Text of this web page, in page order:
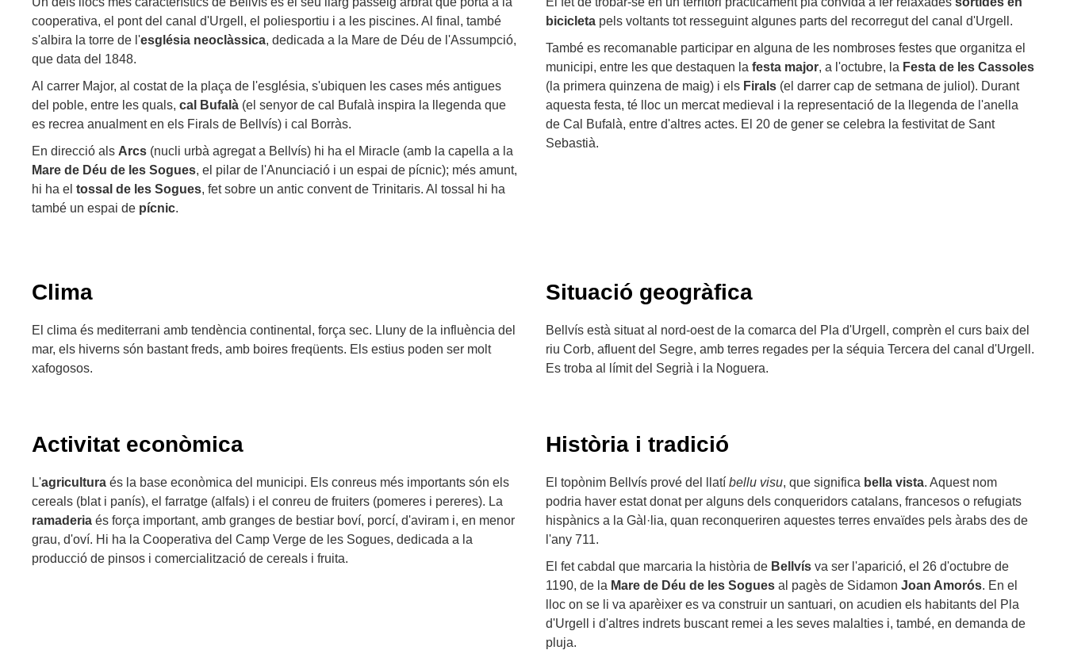
cooperativa, el pont del canal d'Urgell, el poliesportiu i a les piscines. Al final, també
s'albira la torre de l'església neoclàssica, dedicada a la Mare de Déu de l'Assumpció,
que data del 1848.
Al carrer Major, al costat de la plaça de l'església, s'ubiquen les cases més antigues
del poble, entre les quals, cal Bufalà (el senyor de cal Bufalà inspira la llegenda que
es recrea anualment en els Firals de Bellvís) i cal Borràs.
En direcció als Arcs (nucli urbà agregat a Bellvís) hi ha el Miracle (amb la capella a la
Mare de Déu de les Sogues, el pilar de l'Anunciació i un espai de pícnic); més amunt,
hi ha el tossal de les Sogues, fet sobre un antic convent de Trinitaris. Al tossal hi ha
també un espai de pícnic.
bicicleta pels voltants tot resseguint algunes parts del recorregut del canal d'Urgell.
També es recomanable participar en alguna de les nombroses festes que organitza el
municipi, entre les que destaquen la festa major, a l'octubre, la Festa de les Cassoles
(la primera quinzena de maig) i els Firals (el darrer cap de setmana de juliol). Durant
aquesta festa, té lloc un mercat medieval i la representació de la llegenda de l'anella
de Cal Bufalà, entre d'altres actes. El 20 de gener se celebra la festivitat de Sant
Sebastià.
Clima
El clima és mediterrani amb tendència continental, força sec. Lluny de la influència del
mar, els hiverns són bastant freds, amb boires freqüents. Els estius poden ser molt
xafogosos.
Situació geogràfica
Bellvís està situat al nord-oest de la comarca del Pla d'Urgell, comprèn el curs baix del
riu Corb, afluent del Segre, amb terres regades per la séquia Tercera del canal d'Urgell.
Es troba al límit del Segrià i la Noguera.
Activitat econòmica
L'agricultura és la base econòmica del municipi. Els conreus més importants són els
cereals (blat i panís), el farratge (alfals) i el conreu de fruiters (pomeres i pereres). La
ramaderia és força important, amb granges de bestiar boví, porcí, d'aviram i, en menor
grau, d'oví. Hi ha la Cooperativa del Camp Verge de les Sogues, dedicada a la
producció de pinsos i comercialització de cereals i fruita.
Història i tradició
El topònim Bellvís prové del llatí bellu visu, que significa bella vista. Aquest nom
podria haver estat donat per alguns dels conqueridors catalans, francesos o refugiats
hispànics a la Gàl·lia, quan reconqueriren aquestes terres envaïdes pels àrabs des de
l'any 711.
El fet cabdal que marcaria la història de Bellvís va ser l'aparició, el 26 d'octubre de
1190, de la Mare de Déu de les Sogues al pagès de Sidamon Joan Amorós. En el
lloc on se li va aparèixer es va construir un santuari, on acudien els habitants del Pla
d'Urgell i d'altres indrets buscant remei a les seves malalties i, també, en demanda de
pluja.